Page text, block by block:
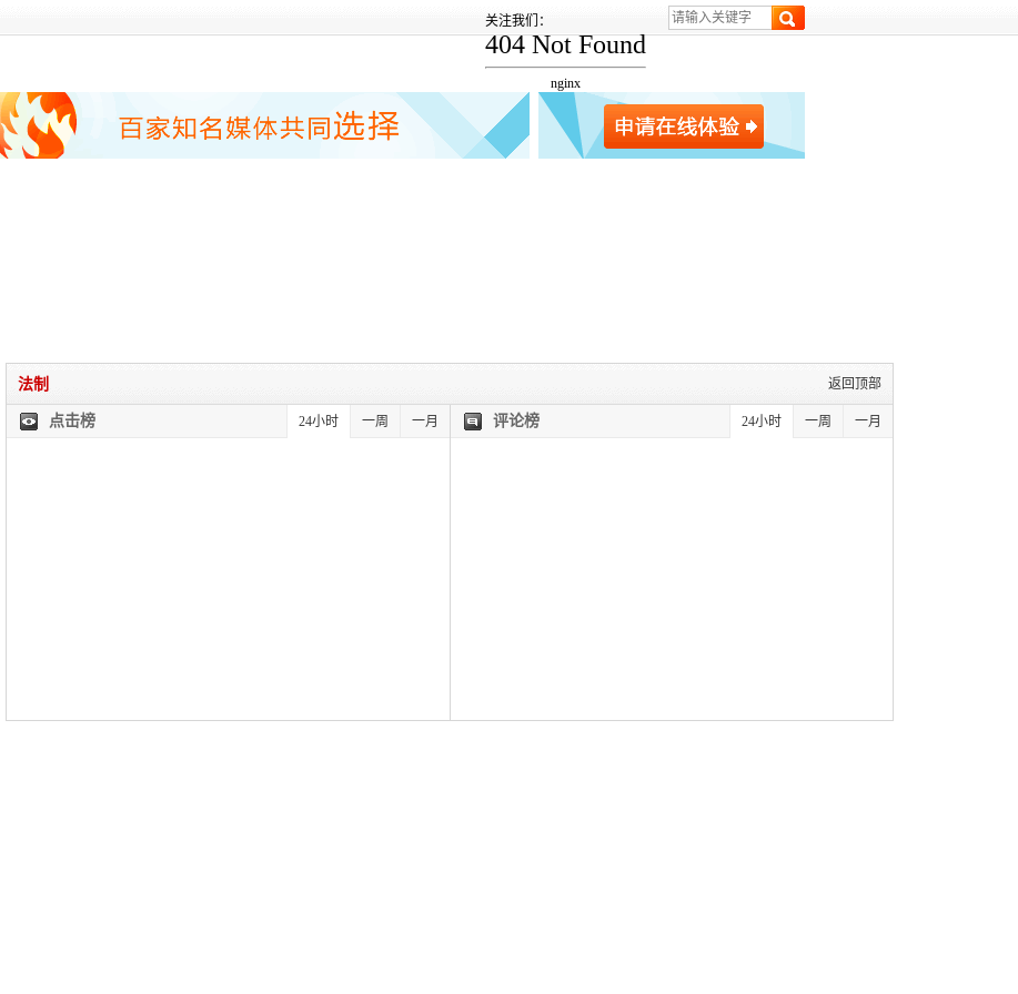
关注我们：
404 Not Found
nginx
返回顶部
法制
24小时 一周 一月
点击榜 24小时 一周 一月
评论榜